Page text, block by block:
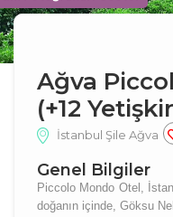
Ağva
(+12
İstanbul Şile Ağva
Genel Bilgiler
Piccolo Mondo Otel,
doğanın içinde, Göksu